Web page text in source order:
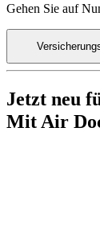
Gehen Sie auf
Jetzt neu
Mit Air